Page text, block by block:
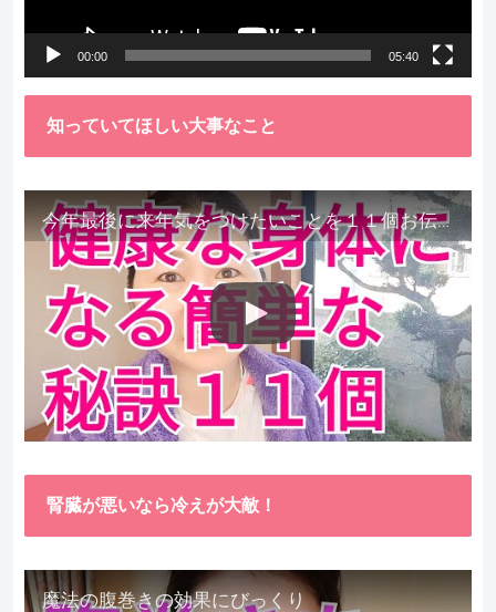
00:00 05:40
知っていてほしい大事なこと
今年最後に来年気をつけたいことを１１個お伝えします。
腎臓が悪いなら冷えが大敵！
魔法の腹巻きの効果にびっくり